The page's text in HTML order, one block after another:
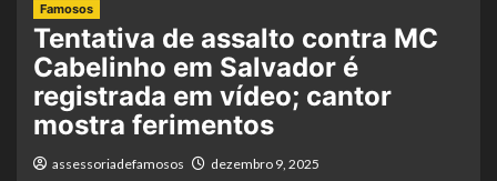
Famosos
Tentativa de assalto contra MC
Cabelinho em Salvador é
registrada em vídeo; cantor
mostra ferimentos
assessoriadefamosos dezembro 9, 2025